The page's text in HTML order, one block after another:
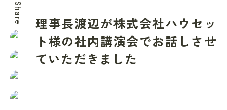
Share
理事長渡辺が株式会社ハウセッ
ト様の社内講演会でお話しさせ
ていただきました